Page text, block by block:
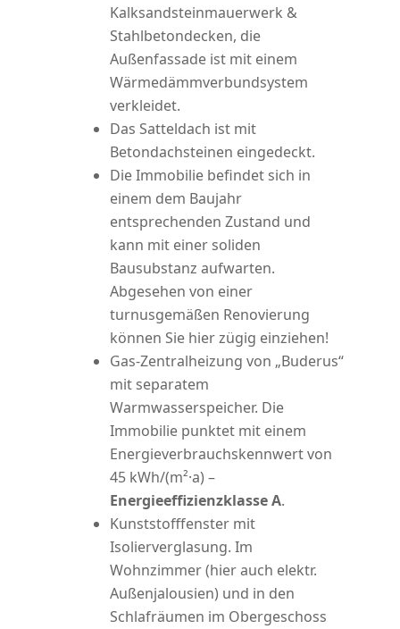
Kalksandsteinmauerwerk &
Stahlbetondecken, die
Außenfassade ist mit einem
Wärmedämmverbundsystem
verkleidet.
Das Satteldach ist mit
Betondachsteinen eingedeckt.
Die Immobilie befindet sich in
einem dem Baujahr
entsprechenden Zustand und
kann mit einer soliden
Bausubstanz aufwarten.
Abgesehen von einer
turnusgemäßen Renovierung
können Sie hier zügig einziehen!
Gas-Zentralheizung von „Buderus“
mit separatem
Warmwasserspeicher. Die
Immobilie punktet mit einem
Energieverbrauchskennwert von
45 kWh/(m²·a) –
Energieeffizienzklasse A.
Kunststofffenster mit
Isolierverglasung. Im
Wohnzimmer (hier auch elektr.
Außenjalousien) und in den
Schlafräumen im Obergeschoss